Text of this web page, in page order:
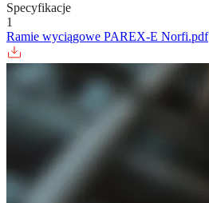
Specyfikacje
1
Ramie wyciągowe PAREX-E Norfi.pdf